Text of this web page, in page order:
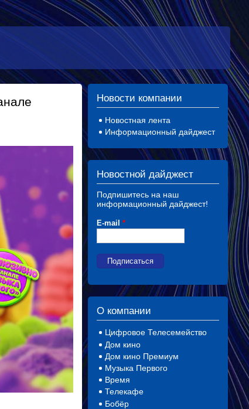
Новости компании
Новостная лента
Информационный дайджест
Новостной дайджест
Подпишитесь на наш
информационный дайджест!
E-mail *
О компании
Цифровое Телесемейство
Дом кино
Дом кино Премиум
Музыка Первого
Время
Телекафе
Бобёр